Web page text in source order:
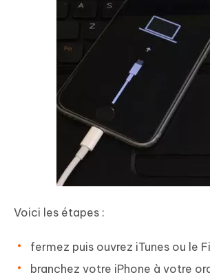
Voici les étapes :
fermez puis ouvrez iTunes ou le
branchez votre iPhone à votre